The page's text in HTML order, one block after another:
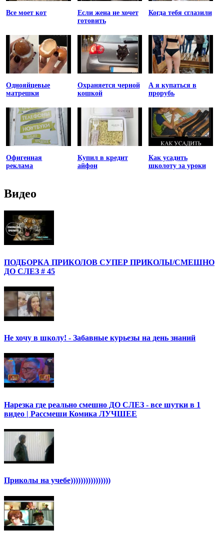
Все моет кот
Если жена не хочет
готовить
Когда тебя сглазили
Однояйцевые
матрешки
Охраняется черной
кошкой
А я купаться в
прорубь
Офигенная
реклама
Купил в кредит
айфон
Как усадить
школоту за уроки
Видео
ПОДБОРКА ПРИКОЛОВ СУПЕР ПРИКОЛЫ/СМЕШНО
ДО СЛЕЗ # 45
Не хочу в школу! - Забавные курьезы на день знаний
Нарезка где реально смешно ДО СЛЕЗ - все шутки в 1
видео | Рассмеши Комика ЛУЧШЕЕ
Приколы на учебе))))))))))))))))